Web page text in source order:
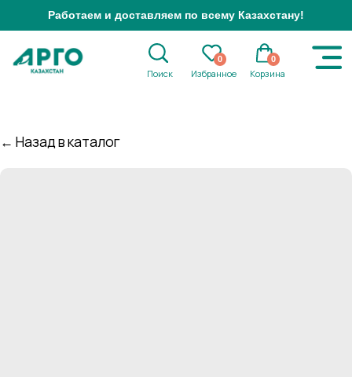
Избранное Корзина
0
Работаем и доставляем по всему Казахстану!